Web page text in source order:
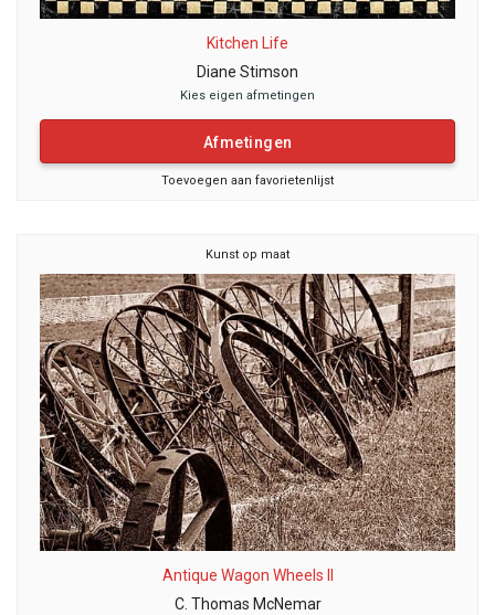
Kitchen Life
Diane Stimson
Kies eigen afmetingen
Afmetingen
Toevoegen aan favorietenlijst
Kunst op maat
Antique Wagon Wheels II
C. Thomas McNemar